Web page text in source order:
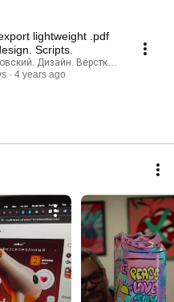
lightweight .pdf
Scripts.
Дизайн. Вёрстка. Нейросети.
4 years ago